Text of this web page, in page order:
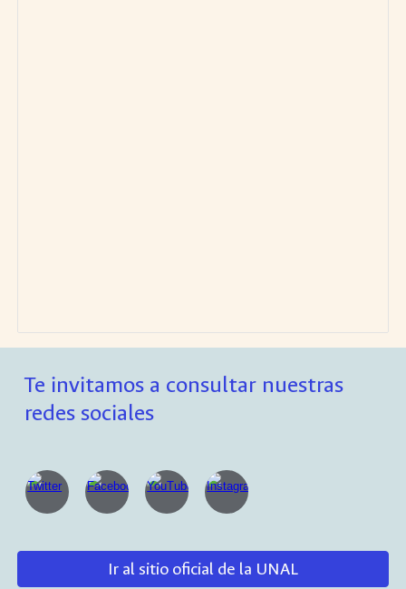
Te invitamos a consultar nuestras
redes sociales
Ir al sitio oficial de la UNAL